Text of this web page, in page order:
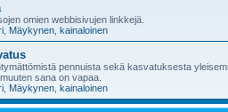
omien webbisivujen linkkejä.
Mäykynen kainaloinen
pennuista sekä kasvatuksesta
sana on vapaa.
Mäykynen kainaloinen